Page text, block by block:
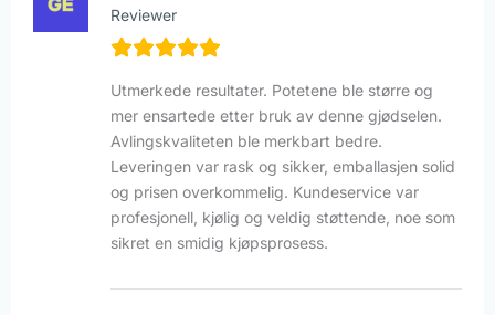
Reviewer
Utmerkede resultater. Potetene ble større og
mer ensartede etter bruk av denne gjødselen.
Avlingskvaliteten ble merkbart bedre.
Leveringen var rask og sikker, emballasjen solid
og prisen overkommelig. Kundeservice var
profesjonell, kjølig og veldig støttende, noe som
sikret en smidig kjøpsprosess.